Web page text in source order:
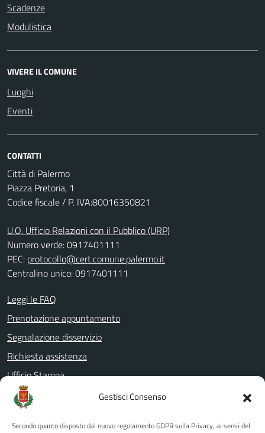
Gestisci Consenso
Secondo quanto disposto dal nuovo regolamento GDPR sulla Privacy, ai sensi del
Scadenze
Modulistica
VIVERE IL COMUNE
Luoghi
Eventi
CONTATTI
Città di Palermo
Piazza Pretoria, 1
Codice fiscale / P. IVA:80016350821
U.O. Ufficio Relazioni con il Pubblico (URP)
Numero verde: 0917401111
PEC: protocollo@cert.comune.palermo.it
Centralino unico: 0917401111
Leggi le FAQ
Prenotazione appuntamento
Segnalazione disservizio
Richiesta assistenza
Ufficio Stampa
Amministrazione Trasparente
Albo pretorio